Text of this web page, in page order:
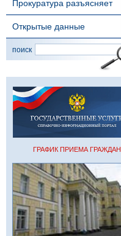
Прокуратура разъясняет
Открытые данные
поиск
ГРАФИК ПРИЕМА ГРАЖДАН